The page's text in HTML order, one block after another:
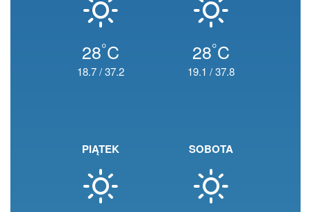
28°C
18.7/37.2
28°C
19.1 /37.8
PIĄTEK SOBOTA